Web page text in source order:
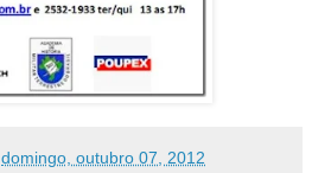
domingo, outubro 07, 2012